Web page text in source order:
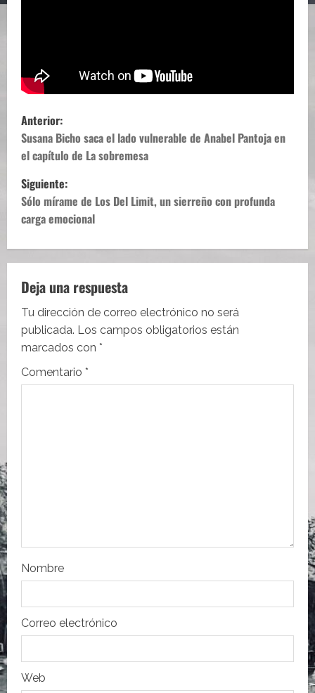
N
a
v
e
g
a
c
i
ó
n
r
a
d
a
s
Anterior:
Susana Bicho saca el lado vulnerable de Anabel Pantoja en
el capítulo de La sobremesa
Siguiente:
Sólo mírame de Los Del Limit, un sierreño con profunda
carga emocional
Deja una respuesta
Tu dirección de correo electrónico no será
publicada. Los campos obligatorios están
marcados con *
Comentario *
Nombre
Correo electrónico
Web